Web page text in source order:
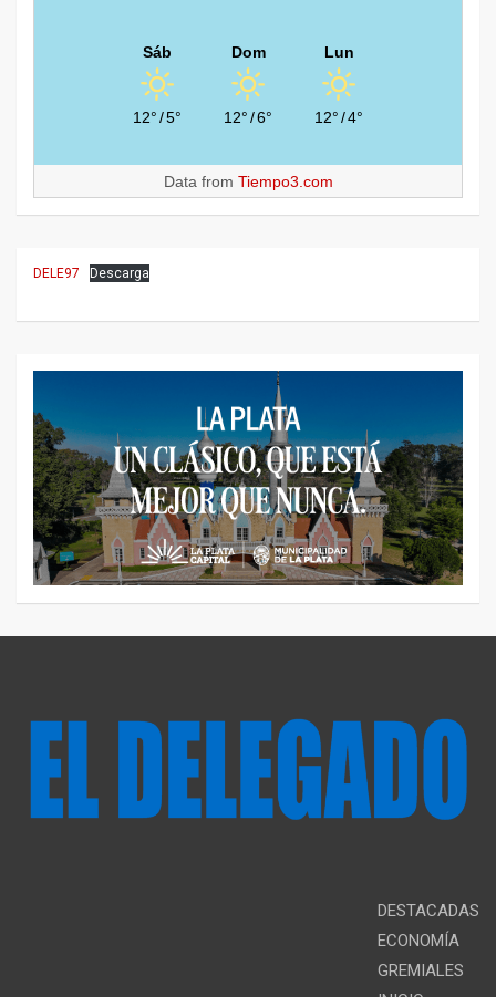
Sáb
12°/5°
Dom
12°/6°
Lun
12°/4°
Data from Tiempo3.com
DELE97 Descarga
DESTACADAS
ECONOMÍA
GREMIALES